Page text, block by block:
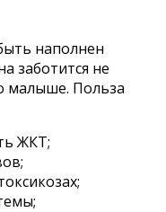
наполнен
заботится не
малыше. Польза
ЖКТ;